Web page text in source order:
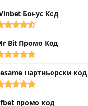
Бонус Код
Bit Промо Код
Партньорски код
промо код